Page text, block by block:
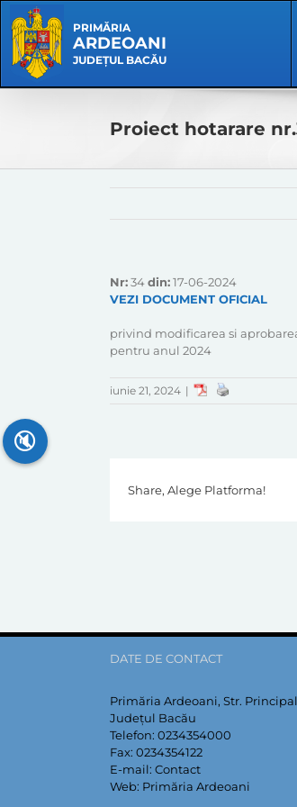
content
Navigation
PRIMĂRIA
ARDEOANI
JUDEȚUL BACĂU
Proiect hotarare
Nr:34din:17-06-2024
VEZI DOCUMENT OFICIAL
privind modificarea si
pentru anul 2024
iunie 21, 2024 |
Share, Alege Platforma!
DATE DE CONTACT
Primăria Ardeoani, Str.
Județul Bacău
Telefon: 0234354000
Fax: 0234354122
E-mail: Contact
Web: Primăria Ardeoani
🔇